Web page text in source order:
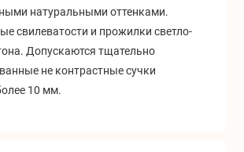
натуральными оттенками.
свилеватости и прожилки светло-
Допускаются тщательно
не контрастные сучки
10 мм.